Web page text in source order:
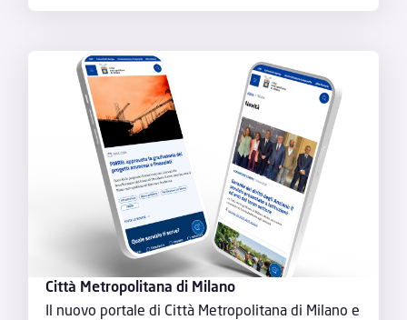
Città Metropolitana di Milano
Il nuovo portale di Città Metropolitana di Milano e